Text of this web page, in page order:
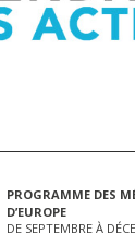
PROGRAMME DES
D’EUROPE
DE SEPTEMBRE À